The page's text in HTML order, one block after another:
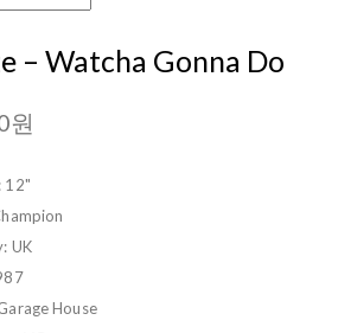
– Watcha Gonna Do
원
12"
UK
House